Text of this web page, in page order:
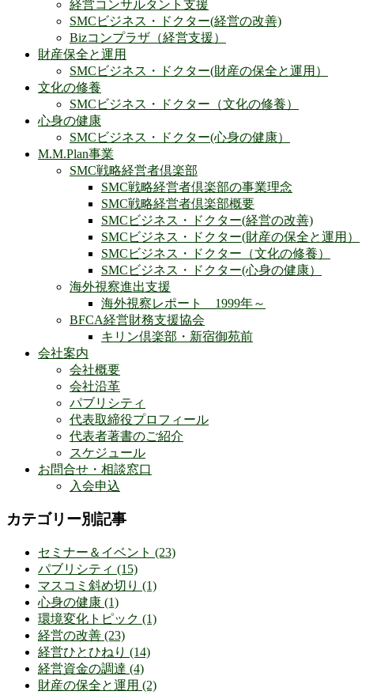
経営コンサルタント支援
SMCビジネス・ドクター(経営の改善)
Bizコンプラザ（経営支援）
財産保全と運用
SMCビジネス・ドクター(財産の保全と運用）
文化の修養
SMCビジネス・ドクター（文化の修養）
心身の健康
SMCビジネス・ドクター(心身の健康）
M.M.Plan事業
SMC戦略経営者倶楽部
SMC戦略経営者倶楽部の事業理念
SMC戦略経営者倶楽部概要
SMCビジネス・ドクター(経営の改善)
SMCビジネス・ドクター(財産の保全と運用）
SMCビジネス・ドクター（文化の修養）
SMCビジネス・ドクター(心身の健康）
海外視察進出支援
海外視察レポート 1999年～
BFCA経営財務支援協会
キリン倶楽部・新宿御苑前
会社案内
会社概要
会社沿革
パブリシティ
代表取締役プロフィール
代表者著書のご紹介
スケジュール
お問合せ・相談窓口
入会申込
カテゴリー別記事
セミナー＆イベント (23)
パブリシティ (15)
マスコミ斜め切り (1)
心身の健康 (1)
環境変化トピック (1)
経営の改善 (23)
経営ひとひねり (14)
経営資金の調達 (4)
財産の保全と運用 (2)